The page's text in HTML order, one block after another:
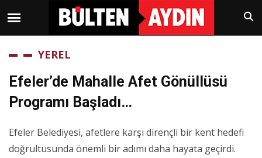
YEREL
Efeler’de Mahalle Afet Gönüllüsü
Programı Başladı…
Efeler Belediyesi, afetlere karşı dirençli bir kent hedefi
doğrultusunda önemli bir adımı daha hayata geçirdi.